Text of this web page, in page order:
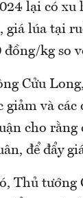
lại có xu
giá lúa tại
đồng/kg so
Cửu
giảm và
cho
để đẩy
Thủ